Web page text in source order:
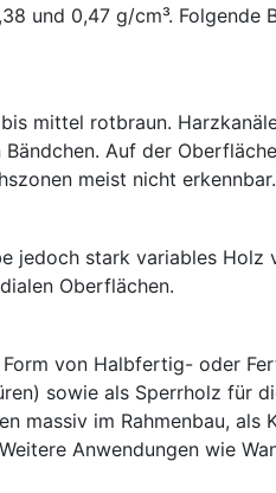
und 0,47 g/cm³.
mittel rotbraun.
Auf der
meist nicht
jedoch stark variables
Oberflächen.
von Halbfertig- oder
sowie als Sperrholz
massiv im Rahmenbau,
Anwendungen wie